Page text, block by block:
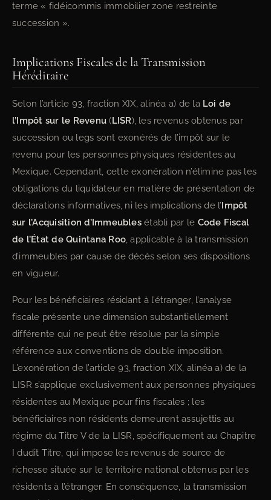
terme « fidéicommis immobilier zone restreinte
succession ».
Implications Fiscales de la Transmission
Héréditaire
Selon l’article 93, fraction XIX, alinéa a) de la Loi de
l’Impôt sur le Revenu (LISR), les revenus obtenus par
succession ou legs sont exonérés de l’impôt sur le
revenu pour les personnes physiques résidentes au
Mexique. Cependant, cette exonération n’élimine pas les
obligations du liquidateur en matière de présentation de
déclarations informatives, ni les implications de l’Impôt
sur l’Acquisition d’Immeublesétabli par le Code Fiscal
de l’État de Quintana Roo, applicable à la transmission
d’immeubles par cause de décès selon ses dispositions
en vigueur.
Pour les bénéficiaires résidant à l’étranger, l’analyse
fiscale présente une dimension substantiellement
différente qui ne peut être résolue par la simple
référence aux conventions de double imposition.
L’exonération de l’article 93, fraction XIX, alinéa a) de la
LISR s’applique exclusivement aux personnes physiques
résidentes au Mexique pour fins fiscales ; les
bénéficiaires non résidents demeurent assujettis au
régime du Titre V de la LISR, spécifiquement au Chapitre
I dudit Titre, qui impose les revenus de source de
richesse située sur le territoire national obtenus par les
résidents à l’étranger. En conséquence, la transmission